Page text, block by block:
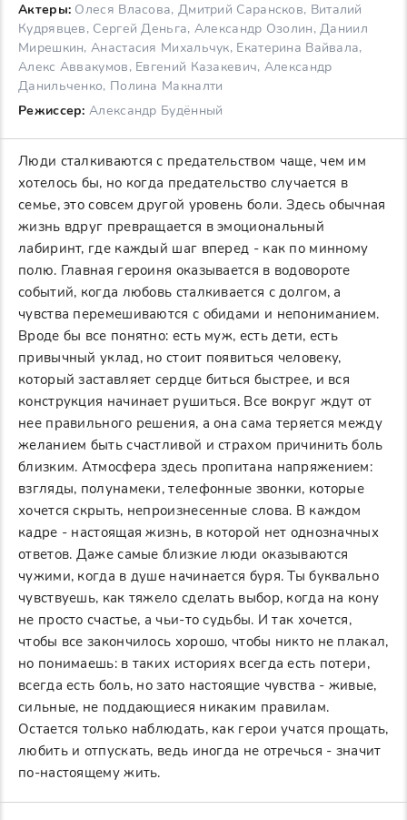
Актеры: Олеся Власова, Дмитрий Сарансков, Виталий
Кудрявцев, Сергей Деньга, Александр Озолин, Даниил
Мирешкин, Анастасия Михальчук, Екатерина Вайвала,
Алекс Аввакумов, Евгений Казакевич, Александр
Данильченко, Полина Макналти
Режиссер: Александр Будённый
Люди сталкиваются с предательством чаще, чем им
хотелось бы, но когда предательство случается в
семье, это совсем другой уровень боли. Здесь обычная
жизнь вдруг превращается в эмоциональный
лабиринт, где каждый шаг вперед - как по минному
полю. Главная героиня оказывается в водовороте
событий, когда любовь сталкивается с долгом, а
чувства перемешиваются с обидами и непониманием.
Вроде бы все понятно: есть муж, есть дети, есть
привычный уклад, но стоит появиться человеку,
который заставляет сердце биться быстрее, и вся
конструкция начинает рушиться. Все вокруг ждут от
нее правильного решения, а она сама теряется между
желанием быть счастливой и страхом причинить боль
близким. Атмосфера здесь пропитана напряжением:
взгляды, полунамеки, телефонные звонки, которые
хочется скрыть, непроизнесенные слова. В каждом
кадре - настоящая жизнь, в которой нет однозначных
ответов. Даже самые близкие люди оказываются
чужими, когда в душе начинается буря. Ты буквально
чувствуешь, как тяжело сделать выбор, когда на кону
не просто счастье, а чьи-то судьбы. И так хочется,
чтобы все закончилось хорошо, чтобы никто не плакал,
но понимаешь: в таких историях всегда есть потери,
всегда есть боль, но зато настоящие чувства - живые,
сильные, не поддающиеся никаким правилам.
Остается только наблюдать, как герои учатся прощать,
любить и отпускать, ведь иногда не отречься - значит
по-настоящему жить.